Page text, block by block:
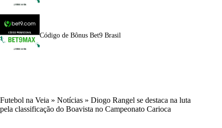
Código de Bônus Bet9 Brasil
Futebol na Veia » Notícias » Diogo Rangel se destaca na luta
pela classificação do Boavista no Campeonato Carioca